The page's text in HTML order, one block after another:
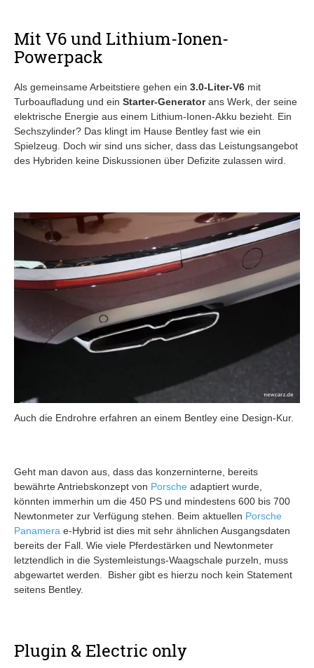
Mit V6 und Lithium-Ionen-
Powerpack
Als gemeinsame Arbeitstiere gehen ein 3.0-Liter-V6 mit
Turboaufladung und ein Starter-Generatorans Werk, der seine
elektrische Energie aus einem Lithium-Ionen-Akku bezieht. Ein
Sechszylinder? Das klingt im Hause Bentley fast wie ein
Spielzeug. Doch wir sind uns sicher, dass das Leistungsangebot
des Hybriden keine Diskussionen über Defizite zulassen wird.
Auch die Endrohre erfahren an einem Bentley eine Design-Kur.
Geht man davon aus, dass das konzerninterne, bereits
bewährte Antriebskonzept von Porsche adaptiert wurde,
könnten immerhin um die 450 PS und mindestens 600 bis 700
Newtonmeter zur Verfügung stehen. Beim aktuellen Porsche
Panamera e-Hybrid ist dies mit sehr ähnlichen Ausgangsdaten
bereits der Fall. Wie viele Pferdestärken und Newtonmeter
letztendlich in die Systemleistungs-Waagschale purzeln, muss
abgewartet werden. Bisher gibt es hierzu noch kein Statement
seitens Bentley.
Plugin & Electric only